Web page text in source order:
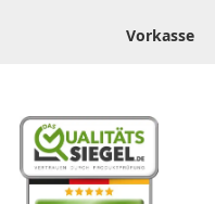
Vorkasse